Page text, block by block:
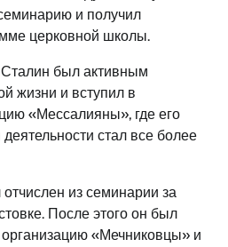
и получил
церковной школы.
был активным
жизни и вступил в
«Мессалияны», где его
стал все более
из семинарии за
После этого он был
«Мечниковцы» и